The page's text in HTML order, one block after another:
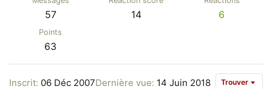
57 14 6
Points
63
Inscrit 06 Déc 2007Dernière vue 14 Juin 2018 Trouver